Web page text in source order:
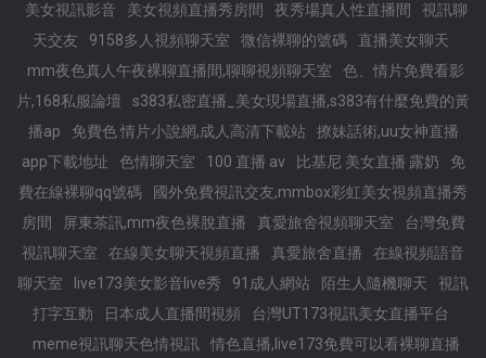
美女視訊影音 美女視頻直播秀房間 夜秀場真人性直播間
視訊聊
天交友
9158多人視頻聊天室 微信裸聊的號碼
直播美女聊天
mm夜色真人午夜裸聊直播間,聊聊視頻聊天室
色、情片免費看影
片,168私服論壇
s383私密直播_美女現場直播,s383有什麼免費的黃
播ap
免費色 情片小說網,成人高清下載站
撩妹話術,uu女神直播
app下載地址
色情聊天室 100 直播 av 比基尼 美女直播 露奶
免
費在線裸聊qq號碼
國外免費視訊交友,mmbox彩虹美女視頻直播秀
房間
屏東茶訊,mm夜色裸脫直播 真愛旅舍視頻聊天室
台灣免費
視訊聊天室
在線美女聊天視頻直播 真愛旅舍直播
在線視頻語音
聊天室
live173美女影音live秀 91成人網站 陌生人隨機聊天
視訊
打字互動
日本成人直播間視頻
台灣UT173視訊美女直播平台
meme視訊聊天色情視訊
情色直播,live173免費可以看裸聊直播